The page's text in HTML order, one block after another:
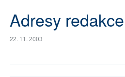
TÉMATA
AUTOŘI
Adresy redakce
22. 11. 2003